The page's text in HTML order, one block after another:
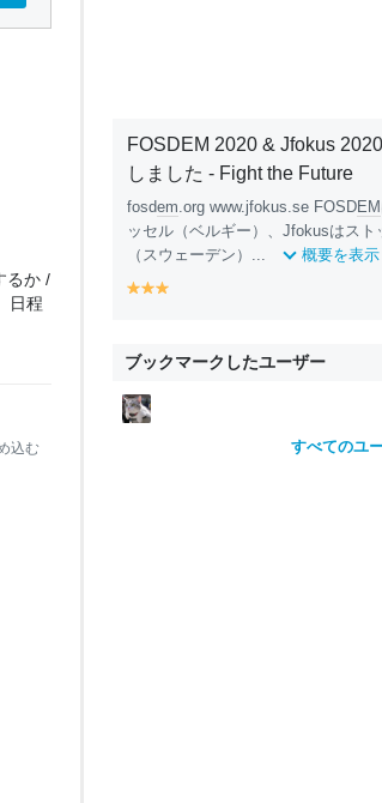
るか /
日程
込む
FOSDEM 2020 & Jfokus
しました - Fight the Future
fosdem.org www.jfokus.se FOSDEM
ッセル（ベルギー）、Jfokusはスト
（スウェーデン）...
概要を表示
y
o
y
o o
ブックマークしたユーザー
すべてのユ